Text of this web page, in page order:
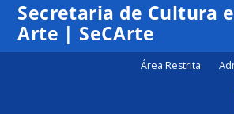
Secretaria de Cultura e
Arte | SeCArte
Área Restrita